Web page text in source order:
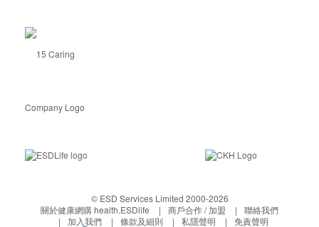
© ESD Services Limited 2000-2026
關於健康網購 health.ESDlife
商戶合作 / 加盟
聯絡我們
加入我們
條款及細則 私隱聲明
免責聲明